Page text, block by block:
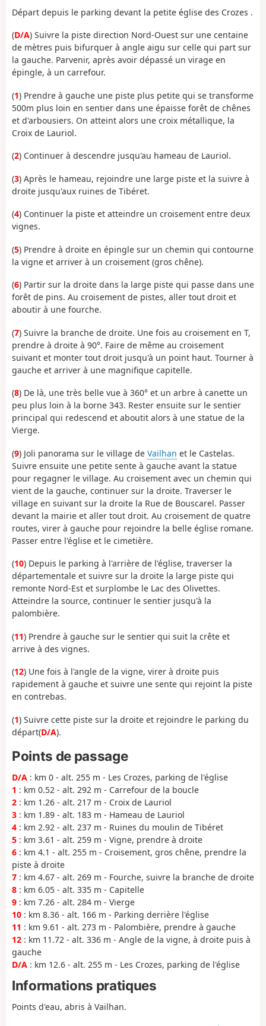
Départ depuis le parking devant la petite église des Crozes .
(D/A) Suivre la piste direction Nord-Ouest sur une centaine
de mètres puis bifurquer à angle aigu sur celle qui part sur
la gauche. Parvenir, après avoir dépassé un virage en
épingle, à un carrefour.
(1) Prendre à gauche une piste plus petite qui se transforme
500m plus loin en sentier dans une épaisse forêt de chênes
et d'arbousiers. On atteint alors une croix métallique, la
Croix de Lauriol.
(2) Continuer à descendre jusqu'au hameau de Lauriol.
(3) Après le hameau, rejoindre une large piste et la suivre à
droite jusqu'aux ruines de Tibéret.
(4) Continuer la piste et atteindre un croisement entre deux
vignes.
(5) Prendre à droite en épingle sur un chemin qui contourne
la vigne et arriver à un croisement (gros chêne).
(6) Partir sur la droite dans la large piste qui passe dans une
forêt de pins. Au croisement de pistes, aller tout droit et
aboutir à une fourche.
(7) Suivre la branche de droite. Une fois au croisement en T,
prendre à droite à 90°. Faire de même au croisement
suivant et monter tout droit jusqu'à un point haut. Tourner à
gauche et arriver à une magnifique capitelle.
(8) De là, une très belle vue à 360° et un arbre à canette un
peu plus loin à la borne 343. Rester ensuite sur le sentier
principal qui redescend et aboutit alors à une statue de la
Vierge.
(9) Joli panorama sur le village de Vailhan et le Castelas.
Suivre ensuite une petite sente à gauche avant la statue
pour regagner le village. Au croisement avec un chemin qui
vient de la gauche, continuer sur la droite. Traverser le
village en suivant sur la droite la Rue de Bouscarel. Passer
devant la mairie et aller tout droit. Au croisement de quatre
routes, virer à gauche pour rejoindre la belle église romane.
Passer entre l'église et le cimetière.
(10) Depuis le parking à l'arrière de l'église, traverser la
départementale et suivre sur la droite la large piste qui
remonte Nord-Est et surplombe le Lac des Olivettes.
Atteindre la source, continuer le sentier jusqu'à la
palombière.
(11) Prendre à gauche sur le sentier qui suit la crête et
arrive à des vignes.
(12) Une fois à l'angle de la vigne, virer à droite puis
rapidement à gauche et suivre une sente qui rejoint la piste
en contrebas.
(1) Suivre cette piste sur la droite et rejoindre le parking du
départ(D/A).
Points de passage
D/A : km 0 - alt. 255 m - Les Crozes, parking de l'église
1 : km 0.52 - alt. 292 m - Carrefour de la boucle
2 : km 1.26 - alt. 217 m - Croix de Lauriol
3 : km 1.89 - alt. 183 m - Hameau de Lauriol
4 : km 2.92 - alt. 237 m - Ruines du moulin de Tibéret
5 : km 3.61 - alt. 259 m - Vigne, prendre à droite
6 : km 4.1 - alt. 255 m - Croisement, gros chêne, prendre la
piste à droite
7 : km 4.67 - alt. 269 m - Fourche, suivre la branche de droite
8 : km 6.05 - alt. 335 m - Capitelle
9 : km 7.26 - alt. 284 m - Vierge
10 : km 8.36 - alt. 166 m - Parking derrière l'église
11 : km 9.61 - alt. 273 m - Palombière, prendre à gauche
12 : km 11.72 - alt. 336 m - Angle de la vigne, à droite puis à
gauche
D/A : km 12.6 - alt. 255 m - Les Crozes, parking de l'église
Informations pratiques
Points d'eau, abris à Vailhan.